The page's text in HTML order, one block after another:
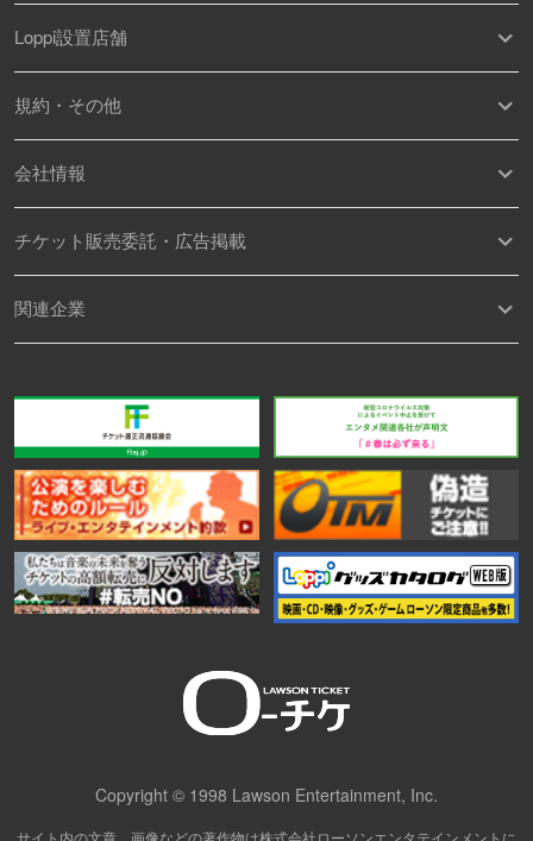
Loppi設置店舗
規約・その他
会社情報
チケット販売委託・広告掲載
関連企業
Copyright © 1998 Lawson Entertainment, Inc.